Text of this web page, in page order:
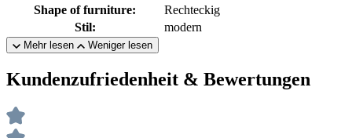
Shape of furniture:
Rechteckig
Stil:
modern
Mehr lesen Weniger lesen
Kundenzufriedenheit & Bewertungen